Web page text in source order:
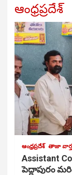
ఆంధ్రప్రదేశ్
ఆంధ్రప్రదేశ్ తాజా
Assistant
పెద్దాపురం